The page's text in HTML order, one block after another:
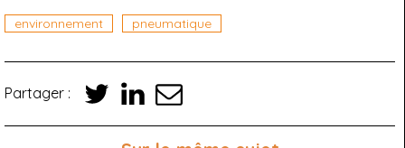
environnement pneumatique
Partager :